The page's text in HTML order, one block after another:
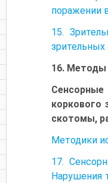
поражении
15.
зрительных
16. Методы
коркового
скотомы,
Методики
17.
Нарушения